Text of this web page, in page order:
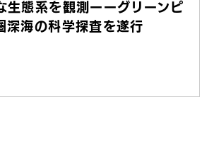
生態系を観測ーーグリーンピ
深海の科学探査を遂行